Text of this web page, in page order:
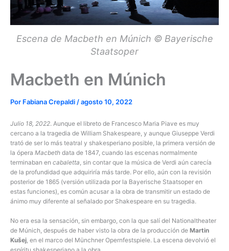
Escena de Macbeth en Múnich © Bayerische
Staatsoper
Macbeth en Múnich
Por Fabiana Crepaldi /agosto 10, 2022
Julio 18, 2022. Aunque el libreto de Francesco Maria Piave es muy
cercano a la tragedia de William Shakespeare, y aunque Giuseppe Verdi
trató de ser lo más teatral y shakesperiano posible, la primera versión de
la ópera Macbeth data de 1847, cuando las escenas normalmente
terminaban en cabaletta , sin contar que la música de Verdi aún carecía
de la profundidad que adquiriría más tarde. Por ello, aún con la revisión
posterior de 1865 (versión utilizada por la Bayerische Staatsoper en
estas funciones), es común acusar a la obra de transmitir un estado de
ánimo muy diferente al señalado por Shakespeare en su tragedia.
No era esa la sensación, sin embargo, con la que salí del Nationaltheater
de Múnich, después de haber visto la obra de la producción de Martin
Kušej, en el marco del Münchner Opernfestspiele. La escena devolvió el